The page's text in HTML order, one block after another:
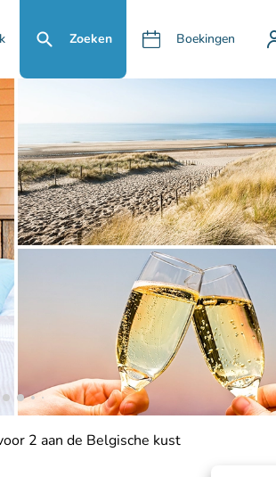
Zoeken Boekingen
2 aan de Belgische kust